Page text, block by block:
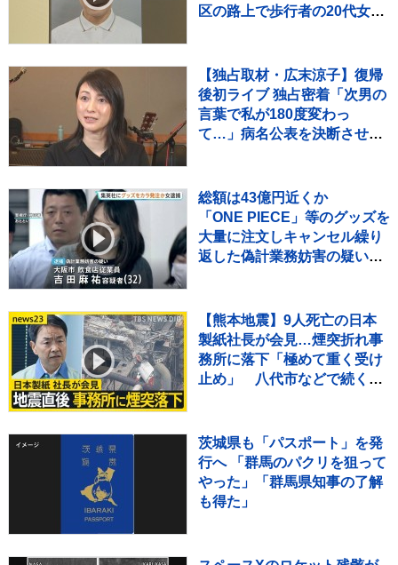
区の路上で歩行者の20代女性
【独占取材・広末涼子】復帰
後初ライブ 独占密着「次男の
言葉で私が180度変わっ
て…」病名公表を決断させ
総額は43億円近くか
「ONE PIECE」等のグッズを
大量に注文しキャンセル繰り
返した偽計業務妨害の疑いで
【熊本地震】9人死亡の日本
製紙社長が会見…煙突折れ事
務所に落下「極めて重く受け
止め」 八代市などで続く断
茨城県も「パスポート」を発
行へ 「群馬のパクリを狙って
やった」「群馬県知事の了解
も得た」